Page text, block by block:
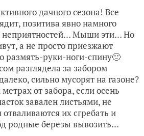
Мыши эти… Но
а не просто приезжают
размять-руки-ноги-спину🙂
разглядела за забором
сильно мусорят на газоне?
от забора, если осень
завален листьями, не
отваливаются их сгребать и
родные березы вывозить…
21:03